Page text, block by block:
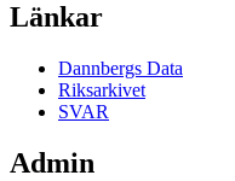
Länkar
Dannbergs Data
Riksarkivet
SVAR
Admin